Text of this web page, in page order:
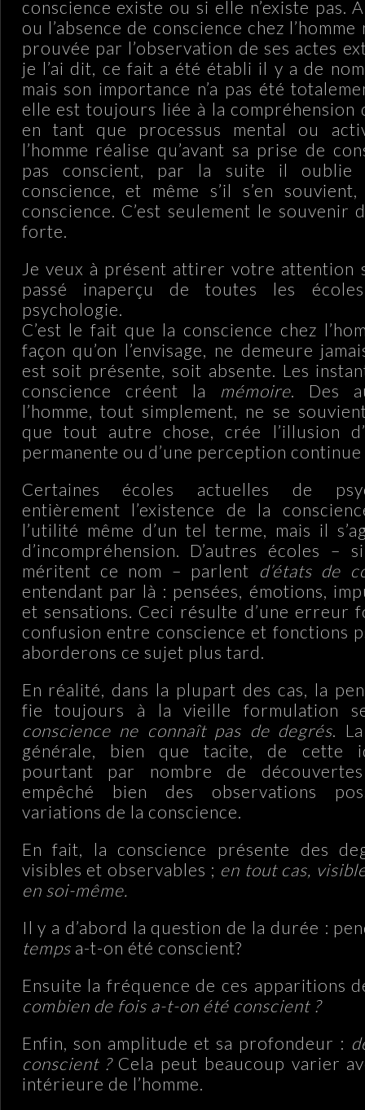
conscience existe ou si elle n’existe pas.
ou l’absence de conscience chez
prouvée par l’observation de ses actes
je l’ai dit, ce fait a été établi il y a de
mais son importance n’a pas été
elle est toujours liée à la compréhension
en tant que processus mental ou
l’homme réalise qu’avant sa prise de
pas conscient, par la suite il oublie
conscience, et même s’il s’en
conscience. C’est seulement le souvenir
forte.
Je veux à présent attirer votre attention
passé inaperçu de toutes les
psychologie.
C’est le fait que la conscience chez
façon qu’on l’envisage, ne demeure
est soit présente, soit absente. Les
conscience créent la mémoire. Des
l’homme, tout simplement, ne se
que tout autre chose, crée l’illusion
permanente ou d’une perception continue
Certaines écoles actuelles de
entièrement l’existence de la
l’utilité même d’un tel terme, mais il
d’incompréhension. D’autres écoles –
méritent ce nom – parlent d’états de
entendant par là : pensées, émotions,
et sensations. Ceci résulte d’une erreur
confusion entre conscience et fonctions
aborderons ce sujet plus tard.
En réalité, dans la plupart des cas, la
fie toujours à la vieille formulation
conscience ne connaît pas de degrés.
générale, bien que tacite, de cette
pourtant par nombre de
empêché bien des observations
variations de la conscience.
En fait, la conscience présente des
visibles et observables ; en tout cas,
en soi-même.
Il y a d’abord la question de la durée :
tempsa-t-on été conscient?
Ensuite la fréquence de ces apparitions
combien de fois a-t-on été conscient ?
Enfin, son amplitude et sa profondeur :
conscient ?Cela peut beaucoup varier
intérieure de l’homme.